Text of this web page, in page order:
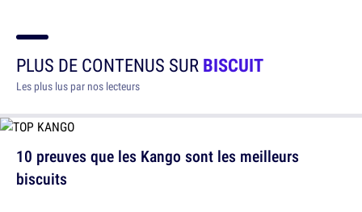
PLUS DE CONTENUS SURBISCUIT
Les plus lus par nos lecteurs
10 preuves que les Kango sont les meilleurs
biscuits